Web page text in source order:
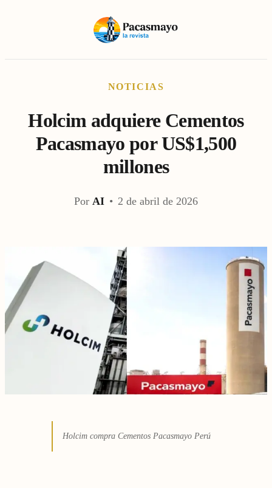
NOTICIAS
Holcim adquiere Cementos
Pacasmayo por US$1,500
millones
Por AI • 2 de abril de 2026
Holcim compra Cementos Pacasmayo Perú